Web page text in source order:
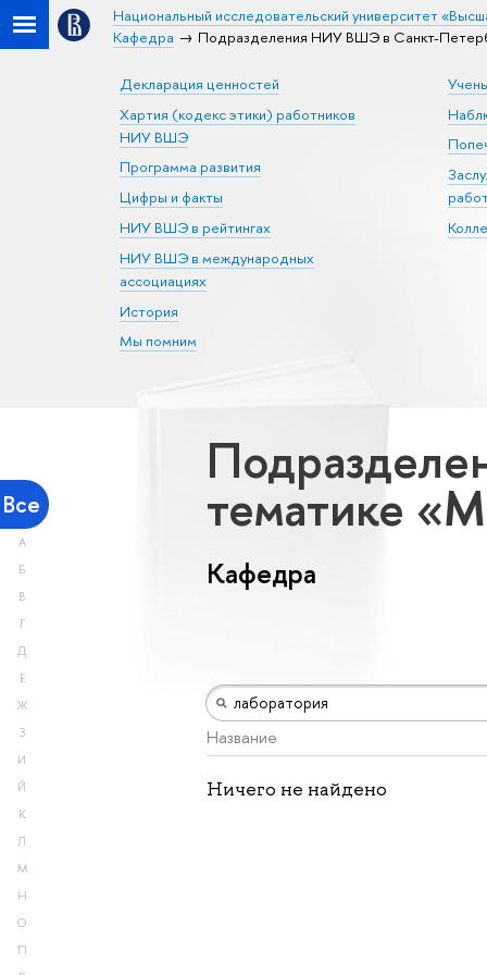
Национальный исследовательский университет
Кафедра
Подразделения НИУ ВШЭ в Санкт-
Декларация ценностей
Хартия (кодекс этики) работников
НИУ ВШЭ
Программа развития
Цифры и факты
НИУ ВШЭ в рейтингах
НИУ ВШЭ в международных
ассоциациях
История
Мы помним
Все
А
Б
В
Г
Д
Е
Ж
З
И
Й
К
Л
М
Н
О
П
тематике
Кафедра
Название
Ничего не найдено